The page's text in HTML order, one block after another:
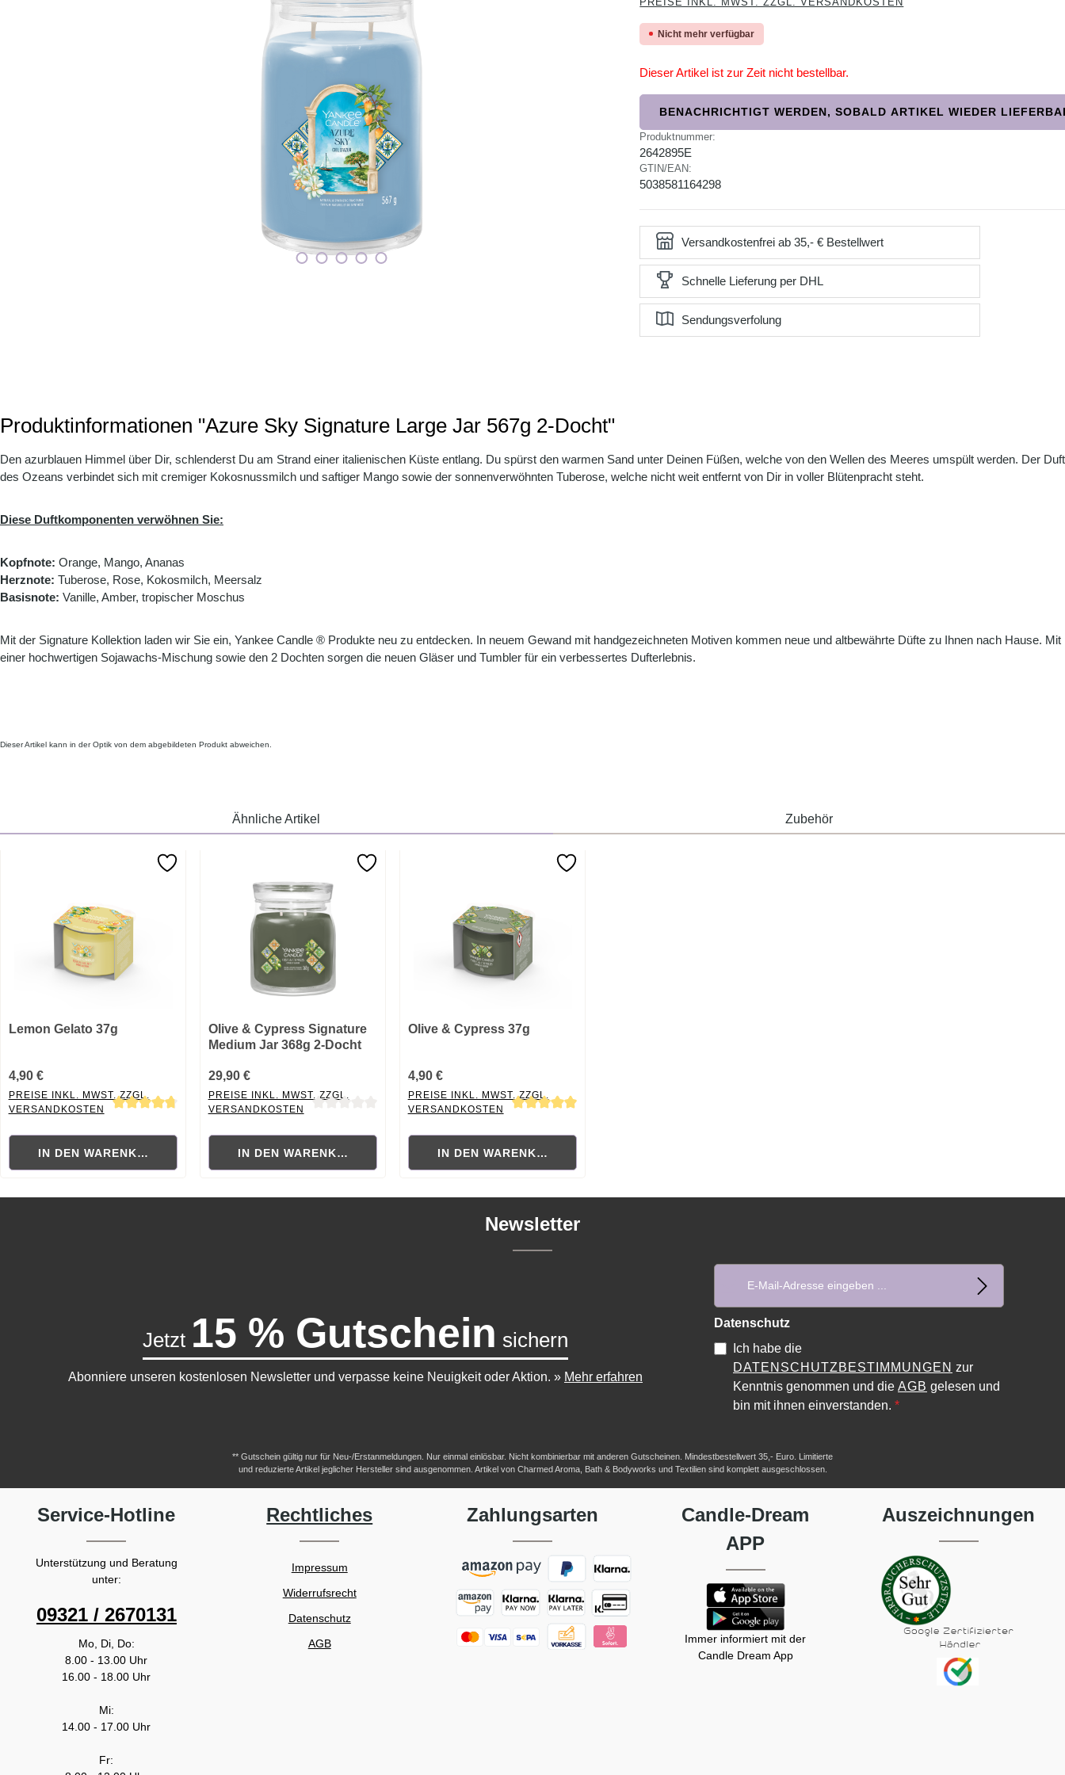
Nicht mehr verfügbar
Dieser Artikel ist zur Zeit nicht bestellbar.
BENACHRICHTIGT WERDEN, SOBALD ARTIKEL WIEDER
Produktnummer:
2642895E
GTIN/EAN:
5038581164298
Versandkostenfrei ab 35,- € Bestellwert
Schnelle Lieferung per DHL
Sendungsverfolung
Produktinformationen "Azure Sky Signature Large Jar 567g 2-Docht"
Den azurblauen Himmel über Dir, schlenderst Du am Strand einer italienischen Küste entlang. Du spürst den warmen Sand unter Deinen Füßen, welche von den Wellen des Meeres umspült werden. Der Duft
des Ozeans verbindet sich mit cremiger Kokosnussmilch und saftiger Mango sowie der sonnenverwöhnten Tuberose, welche nicht weit entfernt von Dir in voller Blütenpracht steht.
Diese Duftkomponenten verwöhnen Sie:
Kopfnote: Orange, Mango, Ananas
Herznote: Tuberose, Rose, Kokosmilch, Meersalz
Basisnote: Vanille, Amber, tropischer Moschus
Mit der Signature Kollektion laden wir Sie ein, Yankee Candle ® Produkte neu zu entdecken. In neuem Gewand mit handgezeichneten Motiven kommen neue und altbewährte Düfte zu Ihnen nach Hause. Mit
einer hochwertigen Sojawachs-Mischung sowie den 2 Dochten sorgen die neuen Gläser und Tumbler für ein verbessertes Dufterlebnis.
Dieser Artikel kann in der Optik von dem abgebildeten Produkt abweichen.
Ähnliche Artikel Zubehör
Lemon Gelato 37g
4,90 €
PREISE INKL. MWST. ZZGL.
VERSANDKOSTEN
IN DEN WARENKORB
Olive & Cypress Signature
Medium Jar 368g 2-Docht
29,90 €
PREISE INKL. MWST. ZZGL.
VERSANDKOSTEN
IN DEN WARENKORB
Olive & Cypress 37g
4,90 €
PREISE INKL. MWST. ZZGL.
VERSANDKOSTEN
IN DEN WARENKORB
Newsletter
Jetzt 15 % Gutschein sichern
Abonniere unseren kostenlosen Newsletter und verpasse keine Neuigkeit oder Aktion. » Mehr erfahren
Datenschutz
Ich habe die
DATENSCHUTZBESTIMMUNGEN zur
Kenntnis genommen und die AGB gelesen und
bin mit ihnen einverstanden. *
** Gutschein gültig nur für Neu-/Erstanmeldungen. Nur einmal einlösbar. Nicht kombinierbar mit anderen Gutscheinen. Mindestbestellwert 35,- Euro. Limitierte
und reduzierte Artikel jeglicher Hersteller sind ausgenommen. Artikel von Charmed Aroma, Bath & Bodyworks und Textilien sind komplett ausgeschlossen.
Service-Hotline
Unterstützung und Beratung
unter:
09321 / 2670131
Mo, Di, Do:
8.00 - 13.00 Uhr
16.00 - 18.00 Uhr
Mi:
14.00 - 17.00 Uhr
Fr:
Rechtliches
Impressum
Widerrufsrecht
Datenschutz
AGB
Zahlungsarten
Candle-Dream
APP
Immer informiert mit der
Candle Dream App
Auszeichnungen